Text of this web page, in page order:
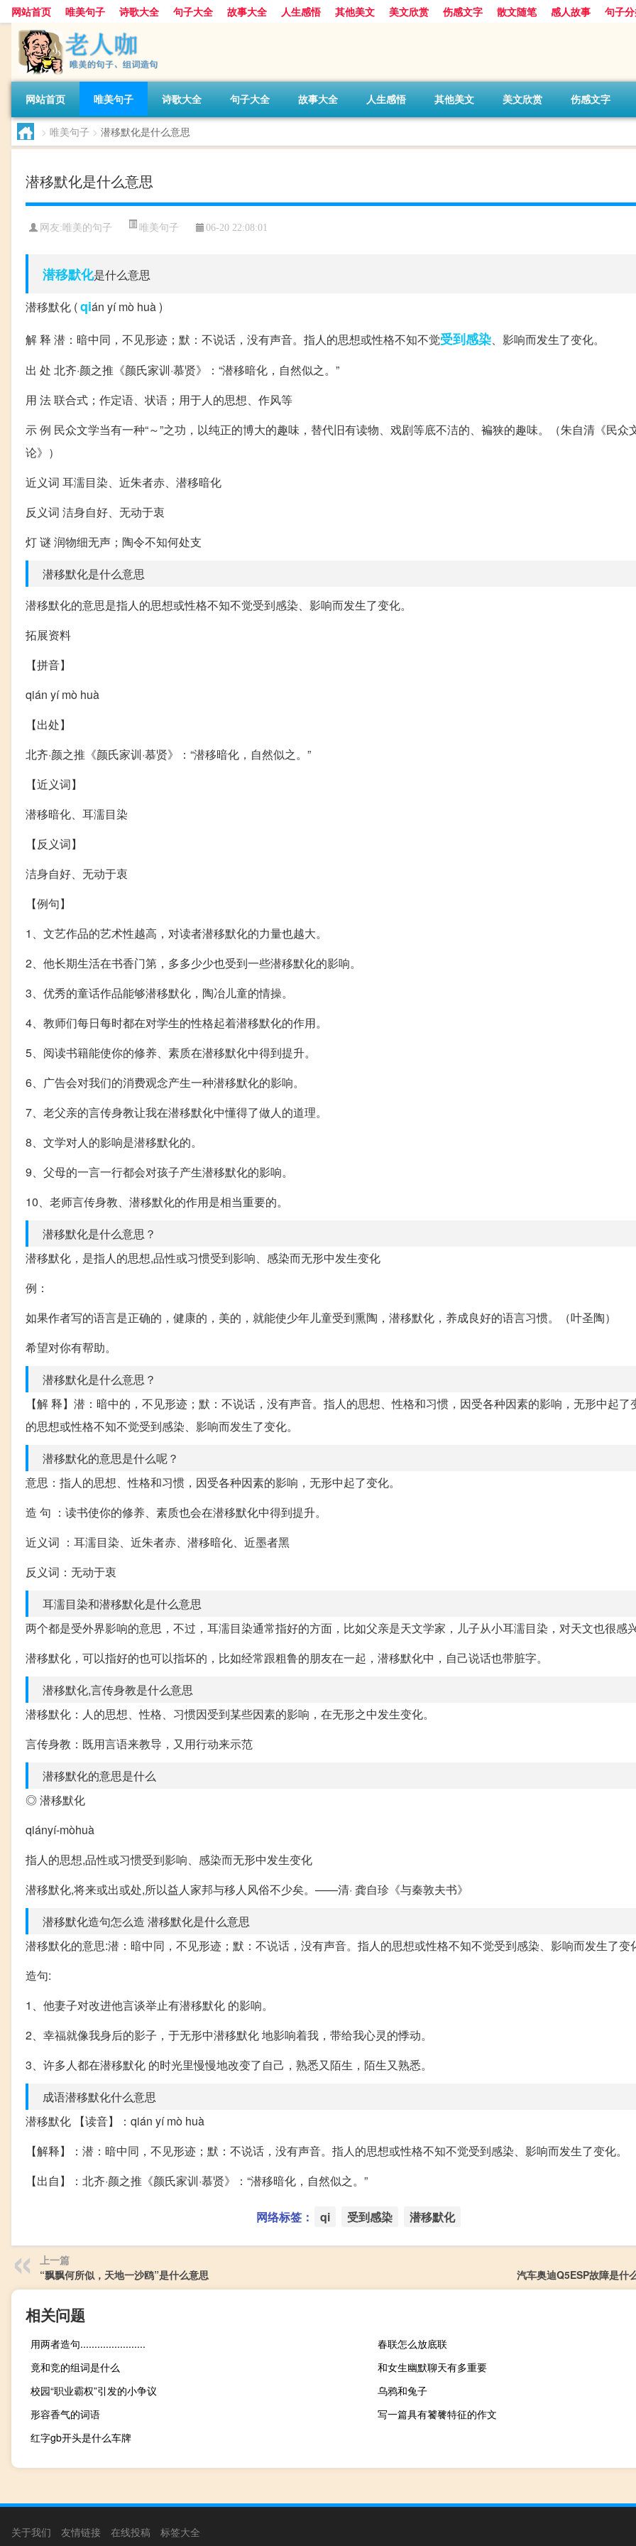
网站首页 唯美句子 诗歌大全 句子大全 故事大全 人生感悟 其他美文 美文欣赏 伤感文字 散文随笔 感人故事 句子
网站首页 唯美句子 诗歌大全 句子大全 故事大全 人生感悟 其他美文 美文欣赏 伤感文字
> 唯美句子 > 潜移默化是什么意思
潜移默化是什么意思
网友:唯美的句子 唯美句子 06-20 22:08:01
潜移默化是什么意思
潜移默化 (qián yí mò huà )
解 释 潜：暗中同，不见形迹；默：不说话，没有声音。指人的思想或性格不知不觉受到感染、影响而发生了变化。
出 处 北齐·颜之推《颜氏家训·慕贤》：“潜移暗化，自然似之。”
用 法 联合式；作定语、状语；用于人的思想、作风等
示 例 民众文学当有一种“～”之功，以纯正的博大的趣味，替代旧有读物、戏剧等底不洁的、褊狭的趣味。（朱自清《民众
论》）
近义词 耳濡目染、近朱者赤、潜移暗化
反义词 洁身自好、无动于衷
灯 谜 润物细无声；陶令不知何处支
潜移默化是什么意思
潜移默化的意思是指人的思想或性格不知不觉受到感染、影响而发生了变化。
拓展资料
【拼音】
qián yí mò huà
【出处】
北齐·颜之推《颜氏家训·慕贤》：“潜移暗化，自然似之。”
【近义词】
潜移暗化、耳濡目染
【反义词】
洁身自好、无动于衷
【例句】
1、文艺作品的艺术性越高，对读者潜移默化的力量也越大。
2、他长期生活在书香门第，多多少少也受到一些潜移默化的影响。
3、优秀的童话作品能够潜移默化，陶冶儿童的情操。
4、教师们每日每时都在对学生的性格起着潜移默化的作用。
5、阅读书籍能使你的修养、素质在潜移默化中得到提升。
6、广告会对我们的消费观念产生一种潜移默化的影响。
7、老父亲的言传身教让我在潜移默化中懂得了做人的道理。
8、文学对人的影响是潜移默化的。
9、父母的一言一行都会对孩子产生潜移默化的影响。
10、老师言传身教、潜移默化的作用是相当重要的。
潜移默化是什么意思？
潜移默化，是指人的思想,品性或习惯受到影响、感染而无形中发生变化
例：
如果作者写的语言是正确的，健康的，美的，就能使少年儿童受到熏陶，潜移默化，养成良好的语言习惯。（叶圣陶）
希望对你有帮助。
潜移默化是什么意思？
【解 释】潜：暗中的，不见形迹；默：不说话，没有声音。指人的思想、性格和习惯，因受各种因素的影响，无形中起了
的思想或性格不知不觉受到感染、影响而发生了变化。
潜移默化的意思是什么呢？
意思：指人的思想、性格和习惯，因受各种因素的影响，无形中起了变化。
造 句 ：读书使你的修养、素质也会在潜移默化中得到提升。
近义词 ：耳濡目染、近朱者赤、潜移暗化、近墨者黑
反义词：无动于衷
耳濡目染和潜移默化是什么意思
两个都是受外界影响的意思，不过，耳濡目染通常指好的方面，比如父亲是天文学家，儿子从小耳濡目染，对天文也很感
潜移默化，可以指好的也可以指坏的，比如经常跟粗鲁的朋友在一起，潜移默化中，自己说话也带脏字。
潜移默化,言传身教是什么意思
潜移默化：人的思想、性格、习惯因受到某些因素的影响，在无形之中发生变化。
言传身教：既用言语来教导，又用行动来示范
潜移默化的意思是什么
◎ 潜移默化
qiányí-mòhuà
指人的思想,品性或习惯受到影响、感染而无形中发生变化
潜移默化,将来或出或处,所以益人家邦与移人风俗不少矣。——清· 龚自珍《与秦敦夫书》
潜移默化造句怎么造 潜移默化是什么意思
潜移默化的意思:潜：暗中同，不见形迹；默：不说话，没有声音。指人的思想或性格不知不觉受到感染、影响而发生了变
造句:
1、他妻子对改进他言谈举止有潜移默化 的影响。
2、幸福就像我身后的影子，于无形中潜移默化 地影响着我，带给我心灵的悸动。
3、许多人都在潜移默化 的时光里慢慢地改变了自己，熟悉又陌生，陌生又熟悉。
成语潜移默化什么意思
潜移默化 【读音】：qián yí mò huà
【解释】：潜：暗中同，不见形迹；默：不说话，没有声音。指人的思想或性格不知不觉受到感染、影响而发生了变化。
【出自】：北齐·颜之推《颜氏家训·慕贤》：“潜移暗化，自然似之。”
网络标签： qi 受到感染 潜移默化
上一篇
“飘飘何所似，天地一沙鸥”是什么意思
汽车奥迪Q5ESP故障是什
相关问题
用两者造句.......................
春联怎么放底联
竟和竞的组词是什么
和女生幽默聊天有多重要
校园“职业霸权”引发的小争议
乌鸦和兔子
形容香气的词语
写一篇具有饕餮特征的作文
红字gb开头是什么车牌
关于我们 友情链接 在线投稿 标签大全